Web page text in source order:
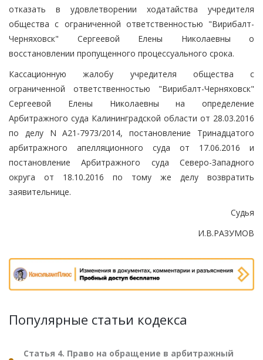
отказать в удовлетворении ходатайства учредителя
общества с ограниченной ответственностью "Вирибалт-
Черняховск" Сергеевой Елены Николаевны о
восстановлении пропущенного процессуального срока.
Кассационную жалобу учредителя общества с
ограниченной ответственностью "Вирибалт-Черняховск"
Сергеевой Елены Николаевны на определение
Арбитражного суда Калининградской области от 28.03.2016
по делу N А21-7973/2014, постановление Тринадцатого
арбитражного апелляционного суда от 17.06.2016 и
постановление Арбитражного суда Северо-Западного
округа от 18.10.2016 по тому же делу возвратить
заявительнице.
Судья
И.В.РАЗУМОВ
Популярные статьи кодекса
Статья 4. Право на обращение в арбитражный